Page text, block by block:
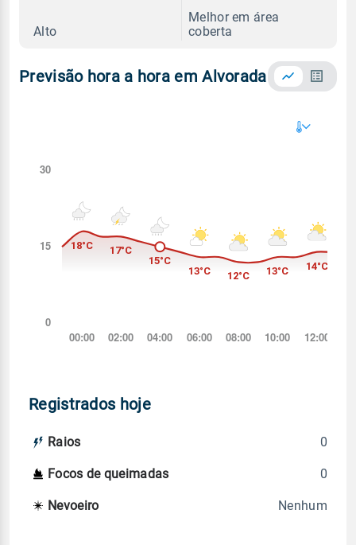
Alto
Melhor em área
coberta
Previsão hora a hora em Alvorada
Registrados hoje
Raios 0
Focos de queimadas 0
Nevoeiro Nenhum